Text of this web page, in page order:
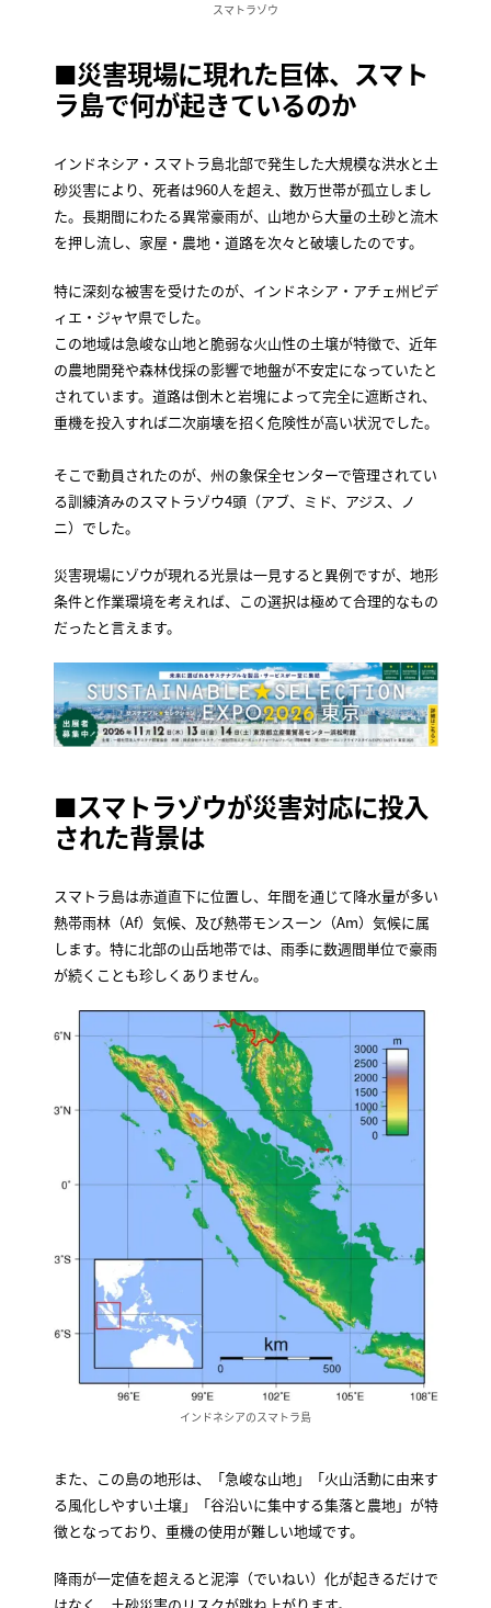
スマトラゾウ
■災害現場に現れた巨体、スマト
ラ島で何が起きているのか
インドネシア・スマトラ島北部で発生した大規模な洪水と土
砂災害により、死者は960人を超え、数万世帯が孤立しまし
た。長期間にわたる異常豪雨が、山地から大量の土砂と流木
を押し流し、家屋・農地・道路を次々と破壊したのです。
特に深刻な被害を受けたのが、インドネシア・アチェ州ピデ
ィエ・ジャヤ県でした。
この地域は急峻な山地と脆弱な火山性の土壌が特徴で、近年
の農地開発や森林伐採の影響で地盤が不安定になっていたと
されています。道路は倒木と岩塊によって完全に遮断され、
重機を投入すれば二次崩壊を招く危険性が高い状況でした。
そこで動員されたのが、州の象保全センターで管理されてい
る訓練済みのスマトラゾウ4頭（アブ、ミド、アジス、ノ
ニ）でした。
災害現場にゾウが現れる光景は一見すると異例ですが、地形
条件と作業環境を考えれば、この選択は極めて合理的なもの
だったと言えます。
■スマトラゾウが災害対応に投入
された背景は
スマトラ島は赤道直下に位置し、年間を通じて降水量が多い
熱帯雨林（Af）気候、及び熱帯モンスーン（Am）気候に属
します。特に北部の山岳地帯では、雨季に数週間単位で豪雨
が続くことも珍しくありません。
インドネシアのスマトラ島
また、この島の地形は、「急峻な山地」「火山活動に由来す
る風化しやすい土壌」「谷沿いに集中する集落と農地」が特
徴となっており、重機の使用が難しい地域です。
降雨が一定値を超えると泥濘（でいねい）化が起きるだけで